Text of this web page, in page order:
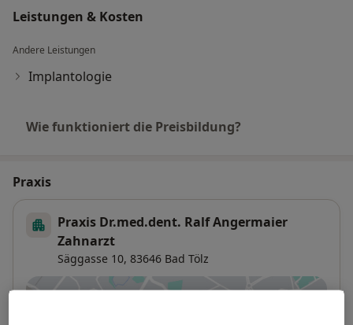
Leistungen & Kosten
Andere Leistungen
Implantologie
Wie funktioniert die Preisbildung?
Praxis
Praxis Dr.med.dent. Ralf Angermaier
Zahnarzt
Säggasse 10, 83646 Bad Tölz